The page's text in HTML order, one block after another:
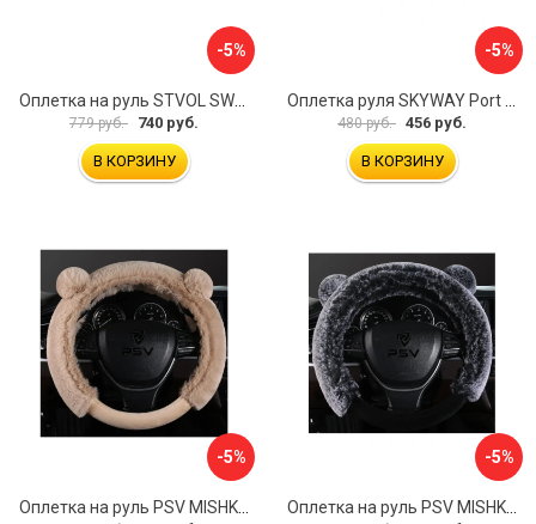
-5%
779 руб. 740 руб.
В КОРЗИНУ
-5%
480 руб. 456 руб.
В КОРЗИНУ
-5%
Оплетка на руль PSV MISHKA Premium 136099
-5%
Оплетка на руль PSV MISHKA Premium 136095